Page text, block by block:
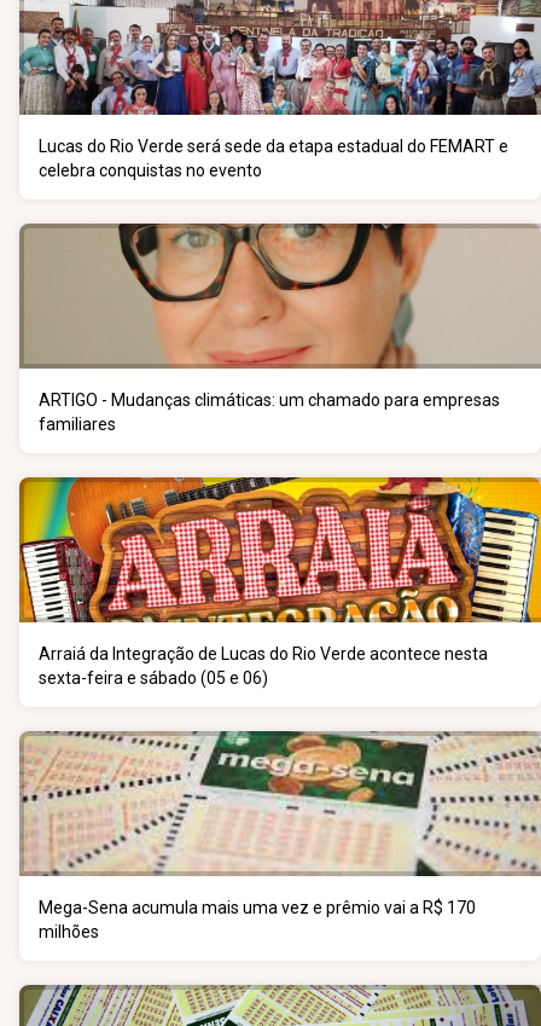
Lucas do Rio Verde será sede da etapa estadual do FEMART e
celebra conquistas no evento
ARTIGO - Mudanças climáticas: um chamado para empresas
familiares
Arraiá da Integração de Lucas do Rio Verde acontece nesta
sexta-feira e sábado (05 e 06)
Mega-Sena acumula mais uma vez e prêmio vai a R$ 170
milhões